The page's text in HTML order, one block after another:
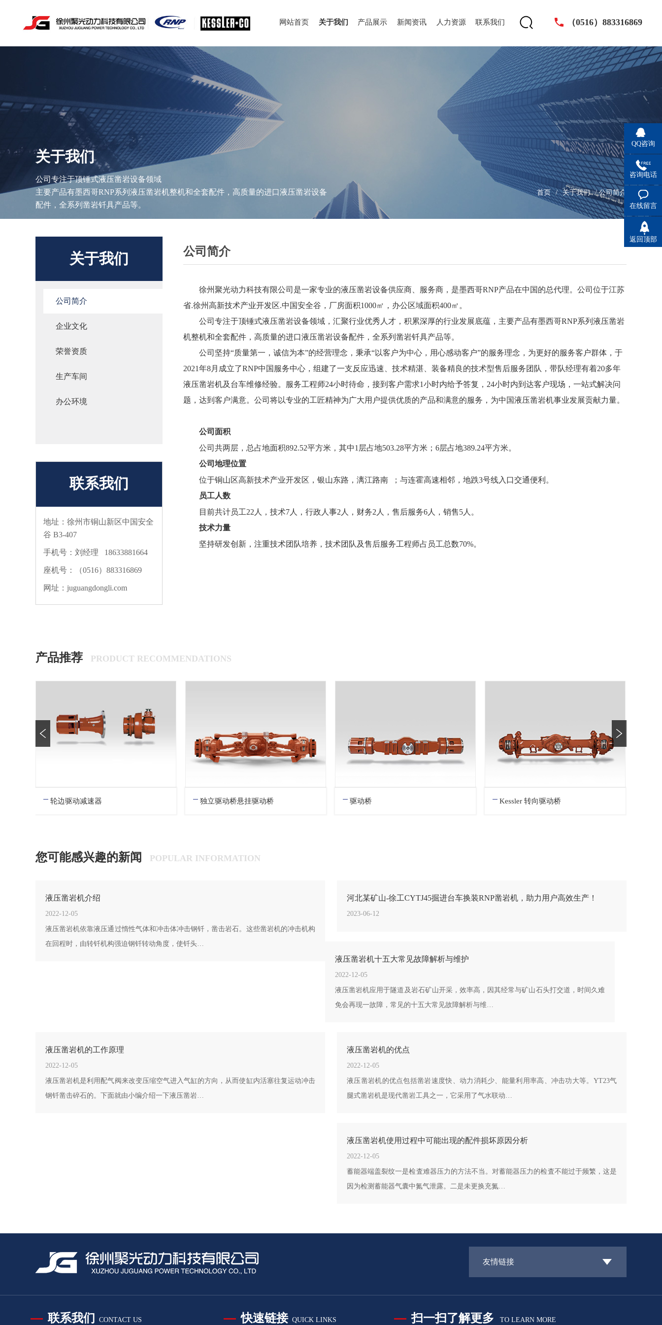
（0516）883316869
网站首页 关于我们 产品展示 新闻资讯 人力资源 联系我们
关于我们
公司专注于顶锤式液压凿岩设备领域
主要产品有墨西哥RNP系列液压凿岩机整机和全套配件，高质量的进口液压凿岩设备
配件，全系列凿岩钎具产品等。
首页 / 关于我们 /公司简介
关于我们
公司简介
企业文化
荣誉资质
生产车间
办公环境
联系我们
地址：徐州市铜山新区中国安全
谷 B3-407
手机号：刘经理 18633881664
座机号：（0516）883316869
网址：juguangdongli.com
公司简介
徐州聚光动力科技有限公司是一家专业的液压凿岩设备供应商、服务商，是墨西哥RNP产品在中国的总代理。公司位于江苏
省.徐州高新技术产业开发区.中国安全谷，厂房面积1000㎡，办公区域面积400㎡。
公司专注于顶锤式液压凿岩设备领域，汇聚行业优秀人才，积累深厚的行业发展底蕴，主要产品有墨西哥RNP系列液压凿岩
机整机和全套配件，高质量的进口液压凿岩设备配件，全系列凿岩钎具产品等。
公司坚持“质量第一，诚信为本”的经营理念，秉承“以客户为中心，用心感动客户”的服务理念，为更好的服务客户群体，于
2021年8月成立了RNP中国服务中心，组建了一支反应迅速、技术精湛、装备精良的技术型售后服务团队，带队经理有着20多年
液压凿岩机及台车维修经验。服务工程师24小时待命，接到客户需求1小时内给予答复，24小时内到达客户现场，一站式解决问
题，达到客户满意。公司将以专业的工匠精神为广大用户提供优质的产品和满意的服务，为中国液压凿岩机事业发展贡献力量。
公司面积
公司共两层，总占地面积892.52平方米，其中1层占地503.28平方米；6层占地389.24平方米。
公司地理位置
位于铜山区高新技术产业开发区，银山东路，漓江路南 ；与连霍高速相邻，地跌3号线入口交通便利。
员工人数
目前共计员工22人，技术7人，行政人事2人，财务2人，售后服务6人，销售5人。
技术力量
坚持研发创新，注重技术团队培养，技术团队及售后服务工程师占员工总数70%。
产品推荐 PRODUCT RECOMMENDATIONS
轮边驱动减速器 独立驱动桥悬挂驱动桥 驱动桥 Kessler 转向驱动桥
您可能感兴趣的新闻 POPULAR INFORMATION
液压凿岩机介绍
2022-12-05
液压凿岩机依靠液压通过惰性气体和冲击体冲击钢钎，凿击岩石。这些凿岩机的冲击机构
在回程时，由转钎机构强迫钢钎转动角度，使钎头…
河北某矿山-徐工CYTJ45掘进台车换装RNP凿岩机，助力用户高效生产！
2023-06-12
液压凿岩机十五大常见故障解析与维护
2022-12-05
液压凿岩机应用于隧道及岩石矿山开采，效率高，因其经常与矿山石头打交道，时间久难
免会再现一故障，常见的十五大常见故障解析与维…
液压凿岩机的优点
2022-12-05
液压凿岩机的优点包括凿岩速度快、动力消耗少、能量利用率高、冲击功大等。YT23气
腿式凿岩机是现代凿岩工具之一，它采用了气水联动…
液压凿岩机的工作原理
2022-12-05
液压凿岩机是利用配气阀来改变压缩空气进入气缸的方向，从而使缸内活塞往复运动冲击
钢钎凿击碎石的。下面就由小编介绍一下液压凿岩…
液压凿岩机使用过程中可能出现的配件损坏原因分析
2022-12-05
蓄能器端盖裂纹一是检査难器压力的方法不当。对蓄能器压力的检査不能过于频繁，这是
因为检测蓄能器气囊中氮气泄露。二是未更换充氮…
友情链接
联系我们 CONTACT US 快速链接 QUICK LINKS 扫一扫了解更多 TO LEARN MORE
QQ咨询
咨询电话
在线留言
返回顶部